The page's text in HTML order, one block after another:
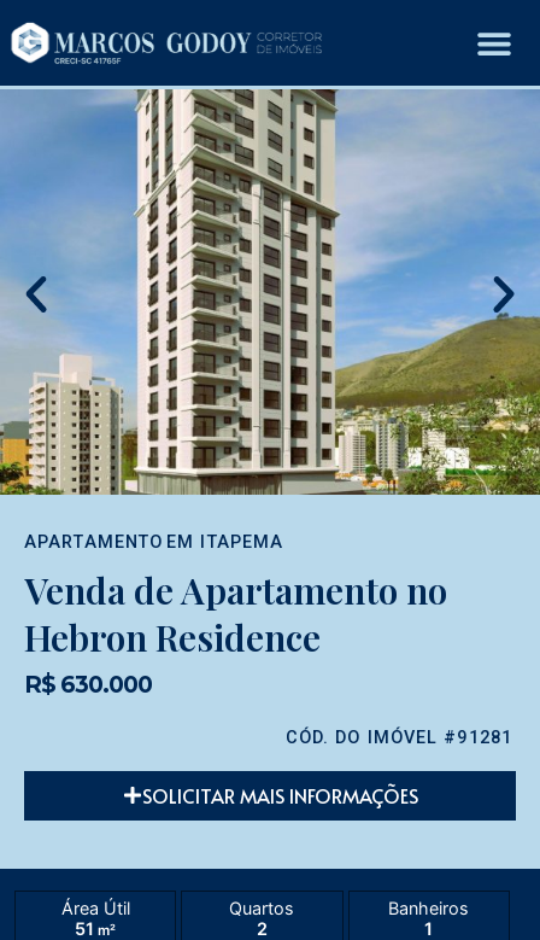
APARTAMENTO EM ITAPEMA
Venda de Apartamento no
Hebron Residence
R$ 630.000
CÓD. DO IMÓVEL #91281
SOLICITAR MAIS INFORMAÇÕES
Área Útil
51 m²
Quartos
2
Banheiros
1